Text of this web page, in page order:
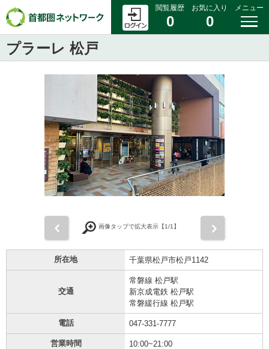
閲覧履歴
0
お気に入り
0
メニュー
プラーレ 松戸
画像タップで拡大表示【1/1】
所在地 千葉県松戸市松戸1142
交通
常磐線 松戸駅
新京成電鉄 松戸駅
常磐緩行線 松戸駅
電話 047-331-7777
営業時間 10:00~21:00